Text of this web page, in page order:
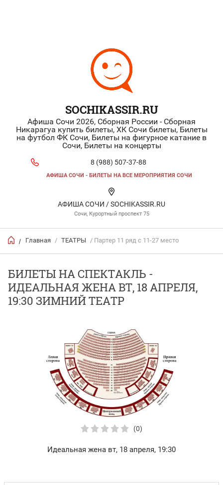
SOCHIKASSIR.RU
Афиша Сочи 2026, Сборная России - Сборная
Никарагуа купить билеты, ХК Сочи билеты, Билеты
на футбол ФК Сочи, Билеты на фигурное катание в
Сочи, Билеты на концерты
8 (988) 507-37-88
АФИША СОЧИ - БИЛЕТЫ НА ВСЕ МЕРОПРИЯТИЯ СОЧИ
АФИША СОЧИ / SOCHIKASSIR.RU
Сочи, Курортный проспект 75
/ Главная / ТЕАТРЫ / Партер 11 ряд с 11-27 место
БИЛЕТЫ НА СПЕКТАКЛЬ -
ИДЕАЛЬНАЯ ЖЕНА ВТ, 18 АПРЕЛЯ,
19:30 ЗИМНИЙ ТЕАТР
(0)
Идеальная жена вт, 18 апреля, 19:30